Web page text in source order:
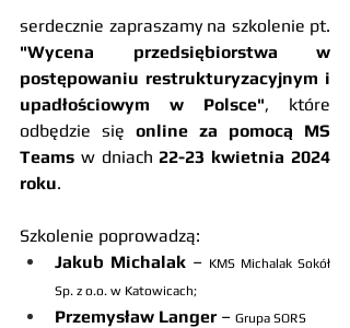
"Wycena przedsiębiorstwa w
postępowaniu restrukturyzacyjnym i
upadłościowym w Polsce", które
odbędzie się online za pomocą MS
Teams w dniach 22-23 kwietnia 2024
roku.
Szkolenie poprowadzą:
Jakub Michalak – KMS Michalak Sokół
Sp. z o.o. w Katowicach;
Przemysław Langer – Grupa SORS